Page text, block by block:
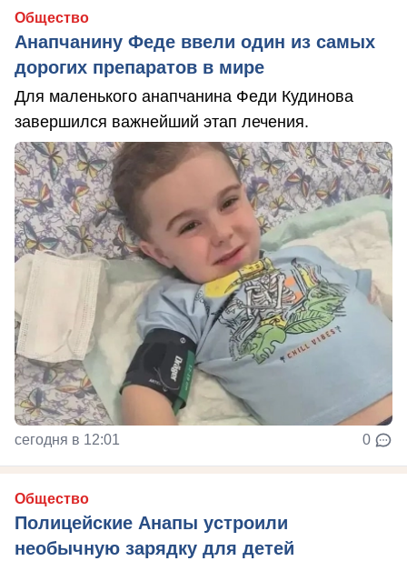
Общество
Анапчанину Феде ввели один из самых
дорогих препаратов в мире
Для маленького анапчанина Феди Кудинова
завершился важнейший этап лечения.
сегодня в 12:01 0
Общество
Полицейские Анапы устроили
необычную зарядку для детей